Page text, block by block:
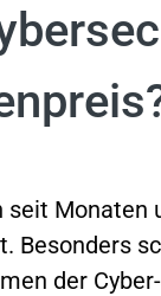
Monaten
Besonders
der